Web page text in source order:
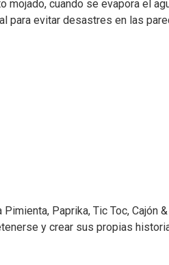
cuando se evapora el
para evitar desastres en las
Paprika, Tic Toc, Cajón
y crear sus propias